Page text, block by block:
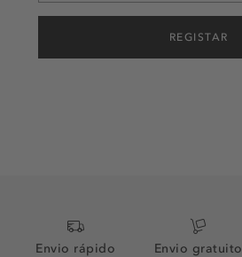
REGISTAR
Envio rápido
Envio gratuito